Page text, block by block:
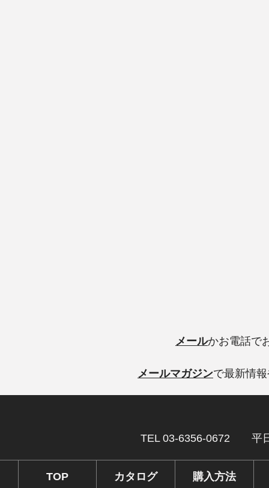
メールかお電話で
メールマガジンで最新情
TEL 03-6356-0672 平
TOP カタログ 購入方法